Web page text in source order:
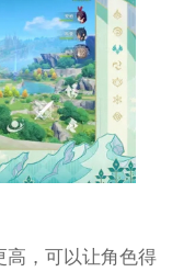
高，可以让角色得